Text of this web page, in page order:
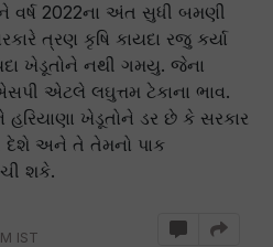
વર્ષ 2022ના અંત સુધી બમણી
ત્રણ કૃષિ કાયદા રજુ કર્યા
ખેડૂતોને નથી ગમયુ. જેના
એટલે લઘુત્તમ ટેકાના ભાવ.
ખેડૂતોને ડર છે કે સરકાર
દેશે અને તે તેમનો પાક
શકે.
IST